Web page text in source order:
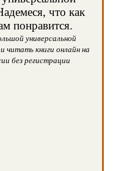
что как
понравится.
универсальной
читать книги онлайн на
без регистрации